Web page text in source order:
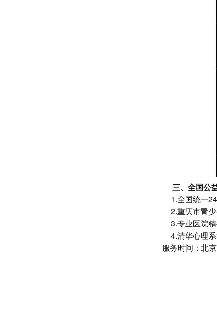
三、全国公
1.全国统一24
2.重庆市青
3.专业医院
4.清华心理
服务时间：北